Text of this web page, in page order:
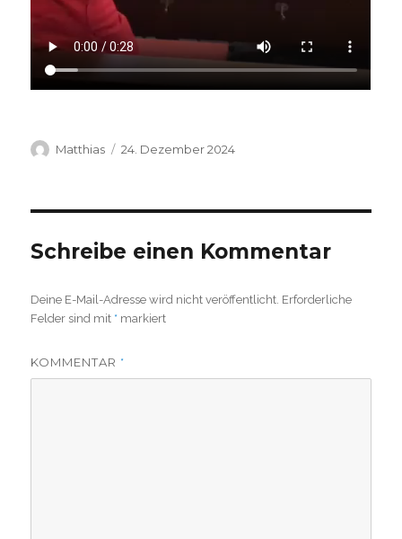
Autor
Matthias
Veröffentlicht
24. Dezember 2024
Schreibe einen Kommentar
Deine E-Mail-Adresse wird nicht veröffentlicht. Erforderliche
Felder sind mit * markiert
KOMMENTAR *